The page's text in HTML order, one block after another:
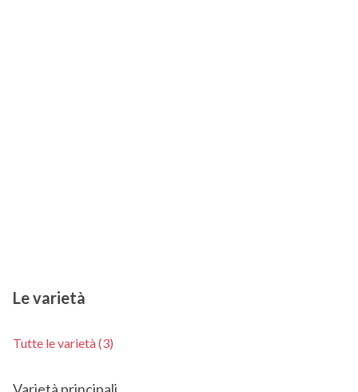
Le varietà
Tutte le varietà (3)